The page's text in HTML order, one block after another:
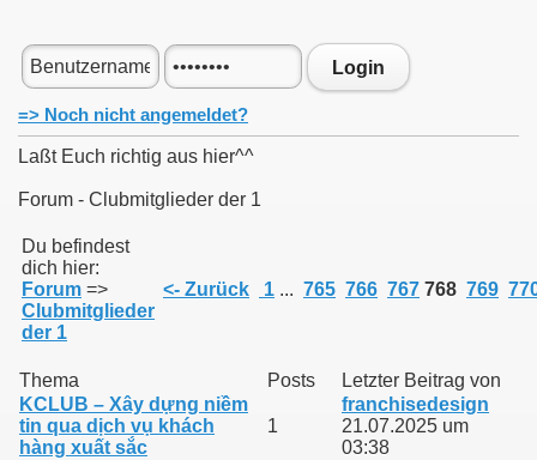
Login
=> Noch nicht angemeldet?
Laßt Euch richtig aus hier^^
Forum - Clubmitglieder der 1
Du befindest
dich hier:
Forum =>
Clubmitglieder
der 1
<- Zurück 1 ... 765 766 767 768 769
Thema Posts
Letzter Beitrag von
KCLUB – Xây dựng niềm
tin qua dịch vụ khách
hàng xuất sắc
1
franchisedesign
21.07.2025 um
03:38